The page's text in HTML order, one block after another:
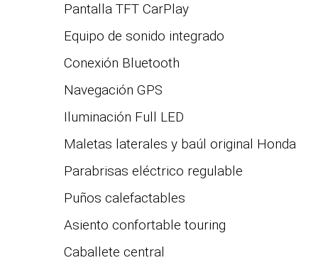
Pantalla TFT CarPlay
Equipo de sonido integrado
Conexión Bluetooth
Navegación GPS
Iluminación Full LED
Maletas laterales y baúl original Honda
Parabrisas eléctrico regulable
Puños calefactables
Asiento confortable touring
Caballete central